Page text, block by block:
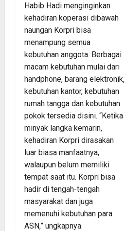
Habib Hadi menginginkan
kehadiran koperasi dibawah
naungan Korpri bisa
menampung semua
kebutuhan anggota. Berbagai
macam kebutuhan mulai dari
handphone, barang elektronik,
kebutuhan kantor, kebutuhan
rumah tangga dan kebutuhan
pokok tersedia disini. “Ketika
minyak langka kemarin,
kehadiran Korpri dirasakan
luar biasa manfaatnya,
walaupun belum memiliki
tempat saat itu. Korpri bisa
hadir di tengah-tengah
masyarakat dan juga
memenuhi kebutuhan para
ASN,” ungkapnya.